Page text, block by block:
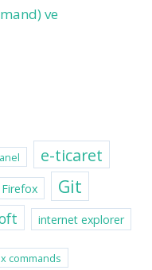
ve
e-ticaret
Firefox Git
internet explorer
commands